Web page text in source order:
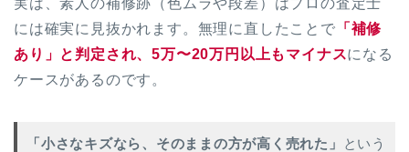
には確実に見抜かれます。無理に直したことで 「補修
あり」と判定され、5万〜20万円以上もマイナスになる
ケースがあるのです。
「小さなキズなら、そのままの方が高く売れた」
という